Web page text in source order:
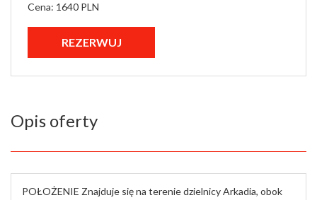
Cena: 1640 PLN
Opis oferty
POŁOŻENIE Znajduje się na terenie dzielnicy Arkadia, obok